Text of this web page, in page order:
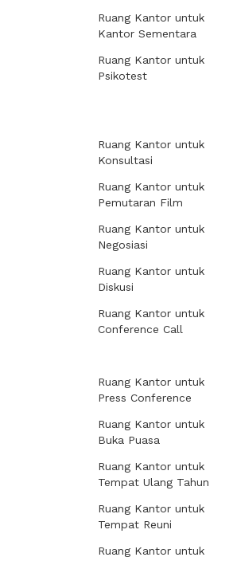
Ruang Kantor untuk
Kantor Sementara
Ruang Kantor untuk
Psikotest
Ruang Kantor untuk
Konsultasi
Ruang Kantor untuk
Pemutaran Film
Ruang Kantor untuk
Negosiasi
Ruang Kantor untuk
Diskusi
Ruang Kantor untuk
Conference Call
Ruang Kantor untuk
Press Conference
Ruang Kantor untuk
Buka Puasa
Ruang Kantor untuk
Tempat Ulang Tahun
Ruang Kantor untuk
Tempat Reuni
Ruang Kantor untuk